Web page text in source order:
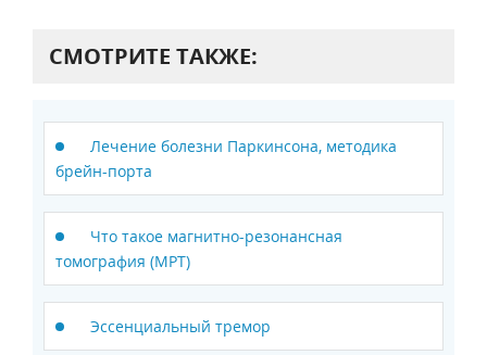
СМОТРИТЕ ТАКЖЕ:
Лечение болезни Паркинсона, методика
брейн-порта
Что такое магнитно-резонансная
томография (МРТ)
Эссенциальный тремор